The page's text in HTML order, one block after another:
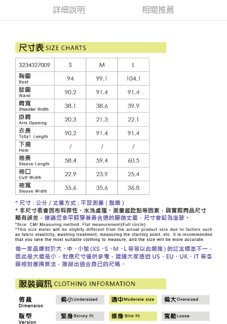
消。如遇「轉專審核」未通過狀況，表示未達大哥付你分期系統評分，恕無
醒簡訊。
2.透過簡訊連結打開帳單後，可選擇「超商條碼／台灣大直營門市／銀行轉
帳／街口支付／iPASS MONEY」等通路繳費。
【注意事項】
1.本服務係由「台灣大哥大股份有限公司」（以下簡稱本公司）所提供，讓
用戶於交易時，得透過本服務購買商品或服務，並由商店將買賣／分期付款
買賣價金債權讓與本公司後，依約使用本公司帳單繳交帳款。
2.基於同意付款使用「大哥付你分期」之契約關係目的，商店將以您的個人
資料（包含姓名、電話或地址）提供予台灣大哥大進項蒐集、處理及利用，
由本公司與您本人進行分期帳單所需資料之確認、核對及更正。
3.完整用戶服務條款，請詳閱以下連結：
https://oppay.tw/userRule
２．便利：只要手機號碼，簡訊認證，即可結帳。
１．於結帳方式選擇「AFTEE先享後付」後，將跳轉至「AFTEE先享後付」
結帳頁面，進行簡訊認證並確認金額後，即可完成結帳。
２．訂單成立數日內，您將收到繳費通知簡訊。
３．收到繳費通知簡訊後14天內，點擊此簡訊中的連結，可透過四大超商／
ATM／網路銀行／等多元方式進行付款，方視為交易完成。
※ 請注意：結帳手續完成當下不需立刻繳費，但若您需要取消訂單，請聯絡
購買商品的店家。未經商家同意取消之訂單仍視為有效，需透過AFTEE先享
後付繳納相關費用。
※ 交易是否成功請以「AFTEE先享後付 」之結帳頁面顯示為準，若有關於
是否繳費成功／繳費後需取消欲退款等相關疑問，請聯繫「AFTEE先享後付
客戶支援中心」https://netprotections.freshdesk.com/support/home
【注意事項】
１．透過由恩沛科技股份有限公司提供之「AFTEE先享後付」服務完成之交
易，需依本服務之必要範圍內提供個人資料，並將交易相關給付款項請求債
權轉讓予恩沛科技股份有限公司。
２．關於個人資料處理事宜，請瀏覽以下網址：
https://aftee.tw/terms/#terms3
３．未成年的使用者請事先徵得法定代理人或監護人之同意方可使用
「AFTEE先享後付」，若未經同意申辦者引起之損失，本公司不負相關責
任。
４．使用「AFTEE先享後付」時，將依據個別帳號之用戶狀況，依本公司即
時審查核予不同之上限額度；若仍有額度不足之情形，本公司將視審查結果
請求用戶進行身份認證。
５．嚴禁一人註冊多個帳號或使用他人資訊註冊。若發現惡意使用之情形，
每筆NT$120，滿NT$2,500(含以上)免運費
萊爾富取貨付款
每筆NT$120，滿NT$2,500(含以上)免運費
付款後萊爾富取貨
每筆NT$120，滿NT$2,500(含以上)免運費
7-11取貨付款
每筆NT$120，滿NT$2,500(含以上)免運費
付款後7-11取貨
每筆NT$120，滿NT$2,500(含以上)免運費
宅配
每筆NT$120，滿NT$2,500(含以上)免運費
宅配離島
每筆NT$120，滿NT$2,500(含以上)免運費
付款後門市自取
免運費
海外配送 查看運費
詳細說明 相關推薦